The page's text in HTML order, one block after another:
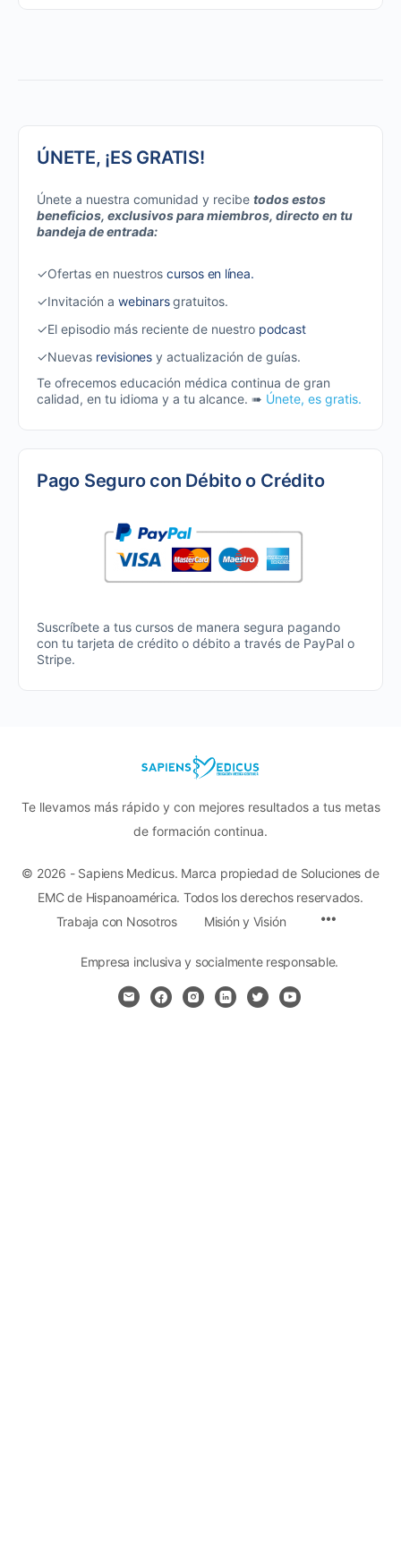
ÚNETE, ¡ES GRATIS!
Únete a nuestra comunidad y recibe todos estos
beneficios, exclusivos para miembros, directo en tu
bandeja de entrada:
✓Ofertas en nuestros cursos en línea.
✓Invitación a webinarsgratuitos.
✓El episodio más reciente de nuestro podcast
✓Nuevas revisionesy actualización de guías.
Te ofrecemos educación médica continua de gran
calidad, en tu idioma y a tu alcance. ➠ Únete, es gratis.
Pago Seguro con Débito o Crédito
Suscríbete a tus cursos de manera segura pagando
con tu tarjeta de crédito o débito a través de PayPal o
Stripe.
Te llevamos más rápido y con mejores resultados a tus metas
de formación continua.
© 2026 - Sapiens Medicus. Marca propiedad de Soluciones de
EMC de Hispanoamérica. Todos los derechos reservados.
Trabaja con Nosotros
Misión y Visión
Empresa inclusiva y socialmente responsable.